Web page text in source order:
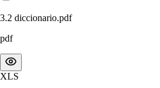
3.2 diccionario.pdf
pdf
XLS